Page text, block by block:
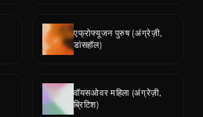
एफ्रोफ्यूजन पुरुष (अंग्रेज़ी,
डांसहॉल)
वॉयसओवर महिला (अंग्रेज़ी,
ब्रिटिश)